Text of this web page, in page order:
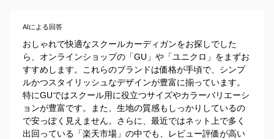
AIによる回答
おしゃれで快適なスクールカーディガンをお探しでした
ら、オンラインショップの「GU」や「ユニクロ」をまずお
すすめします。これらのブランドは価格が手頃で、シンプ
ルかつスタイリッシュなデザインが豊富に揃っています。
特にGUではスクール用に役立つサイズやカラーバリエーシ
ョンが豊富です。また、生地の質感もしっかりしているの
で安っぽく見えません。さらに、最近ではネット上で多く
出回っている「楽天市場」の中でも、レビュー評価が高い